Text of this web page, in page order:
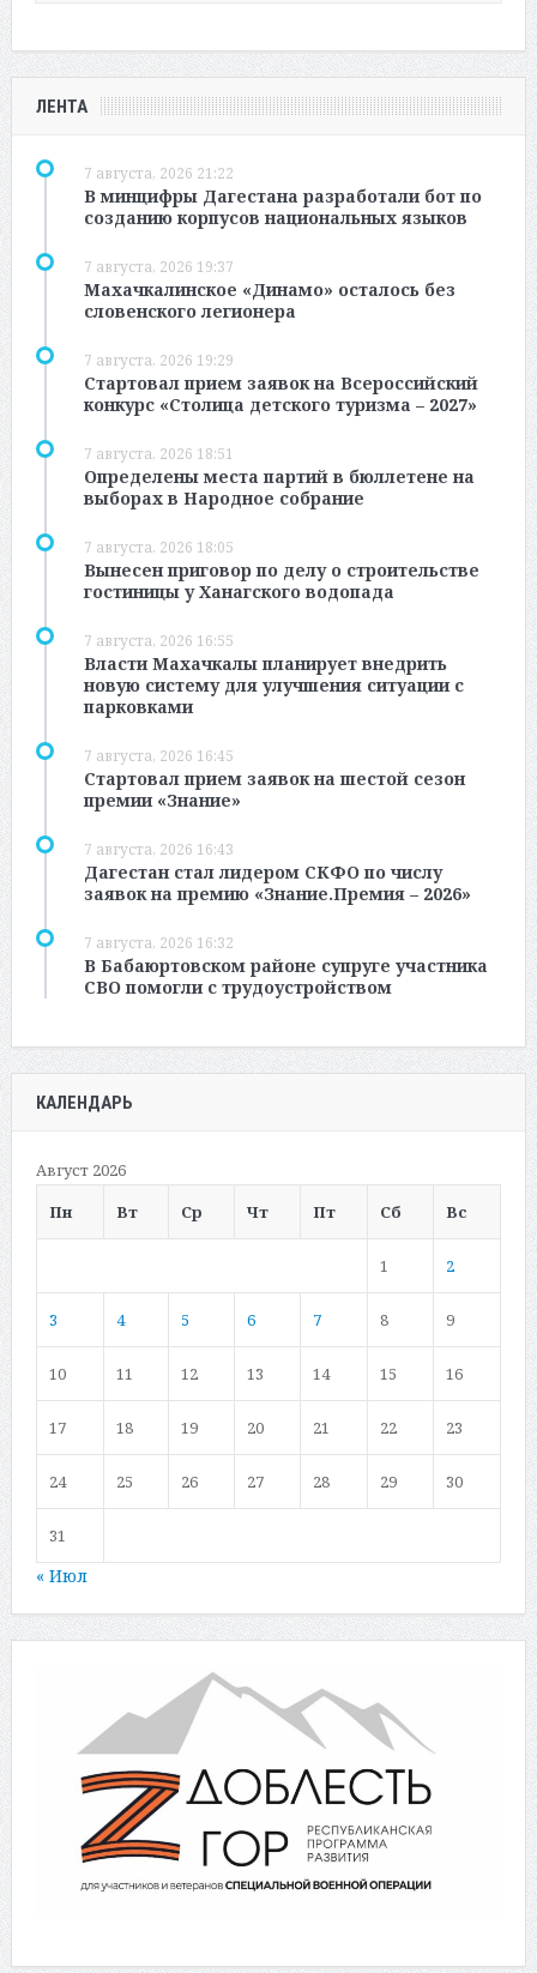
ЛЕНТА
7 августа, 2026 21:22
В минцифры Дагестана разработали бот по
созданию корпусов национальных языков
7 августа, 2026 19:37
Махачкалинское «Динамо» осталось без
словенского легионера
7 августа, 2026 19:29
Стартовал прием заявок на Всероссийский
конкурс «Столица детского туризма – 2027»
7 августа, 2026 18:51
Определены места партий в бюллетене на
выборах в Народное собрание
7 августа, 2026 18:05
Вынесен приговор по делу о строительстве
гостиницы у Ханагского водопада
7 августа, 2026 16:55
Власти Махачкалы планирует внедрить
новую систему для улучшения ситуации с
парковками
7 августа, 2026 16:45
Стартовал прием заявок на шестой сезон
премии «Знание»
7 августа, 2026 16:43
Дагестан стал лидером СКФО по числу
заявок на премию «Знание.Премия – 2026»
7 августа, 2026 16:32
В Бабаюртовском районе супруге участника
СВО помогли с трудоустройством
КАЛЕНДАРЬ
Август 2026
Пн
Вт Ср Чт Пт Сб Вс
1 2
3 4 5 6 7 8 9
10 11 12 13 14 15 16
17 18 19 20 21 22 23
24 25 26 27 28 29 30
31
« Июл